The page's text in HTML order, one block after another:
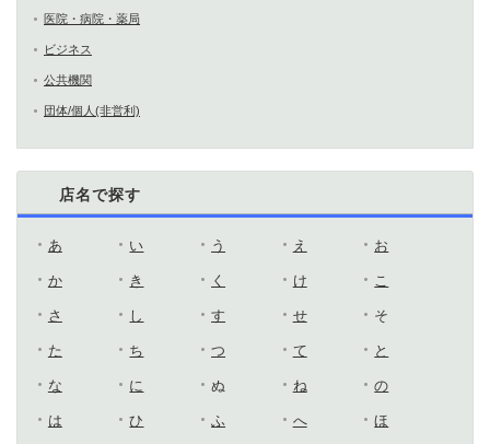
医院・病院・薬局
ビジネス
公共機関
団体/個人(非営利)
店名で探す
あ い う え お
か き く け こ
さ し す せ そ
た ち つ て と
な に ぬ ね の
は ひ ふ へ ほ